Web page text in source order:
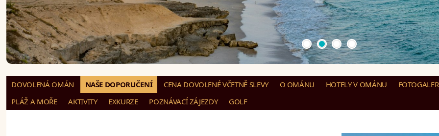
DOVOLENÁ OMÁN NAŠE DOPORUČENÍ CENA DOVOLENÉ VČETNĚ SLEVY O OMÁNU HOTELY V OMÁNU
PLÁŽ A MOŘE
AKTIVITY EXKURZE POZNÁVACÍ ZÁJEZDY GOLF